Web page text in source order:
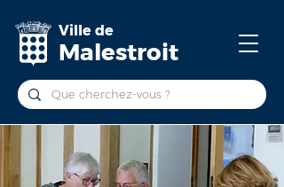
Ville de
Malestroit